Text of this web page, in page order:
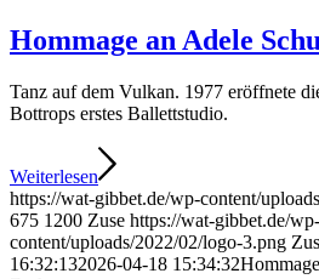
Hommage an Adele
Tanz auf dem Vulkan. 1977 eröffnete
Bottrops erstes Ballettstudio.
Weiterlesen
https://wat-gibbet.de/wp-content/
675 1200 Zuse https://wat-gibbet.de/wp-
content/uploads/2022/02/logo-3.png
16:32:132026-04-18 15:34:32